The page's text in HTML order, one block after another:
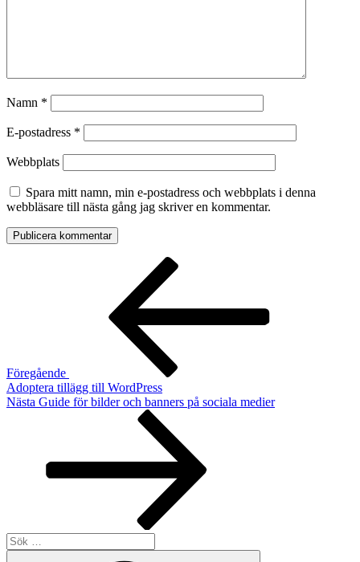
Namn *
E-postadress *
Webbplats
Spara mitt namn, min e-postadress och webbplats i denna
webbläsare till nästa gång jag skriver en kommentar.
Inläggsnavigering
Föregående
Adoptera tillägg till WordPress
Nästa
Nästa Guide för bilder och banners på sociala medier
Sök
efter: